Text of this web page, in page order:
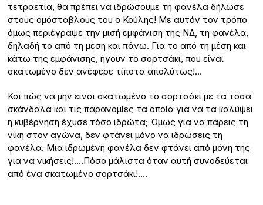
τετραετία, θα πρέπει να ιδρώσουμε τη φανέλα δήλωσε
στους ομόσταβλους του ο Κούλης! Με αυτόν τον τρόπο
όμως περιέγραψε την μισή εμφάνιση της ΝΔ, τη φανέλα,
δηλαδή το από τη μέση και πάνω. Για το από τη μέση και
κάτω της εμφάνισης, ήγουν το σορτσάκι, που είναι
σκατωμένο δεν ανέφερε τίποτα απολύτως!…
Και πώς να μην είναι σκατωμένο το σορτσάκι με τα τόσα
σκάνδαλα και τις παρανομίες τα οποία για να τα καλύψει
η κυβέρνηση έχυσε τόσο ιδρώτα; Όμως για να πάρεις τη
νίκη στον αγώνα, δεν φτάνει μόνο να ιδρώσεις τη
φανέλα. Μια ιδρωμένη φανέλα δεν φτάνει από μόνη της
για να νικήσεις!….Πόσο μάλιστα όταν αυτή συνοδεύεται
από ένα σκατωμένο σορτσάκι!….